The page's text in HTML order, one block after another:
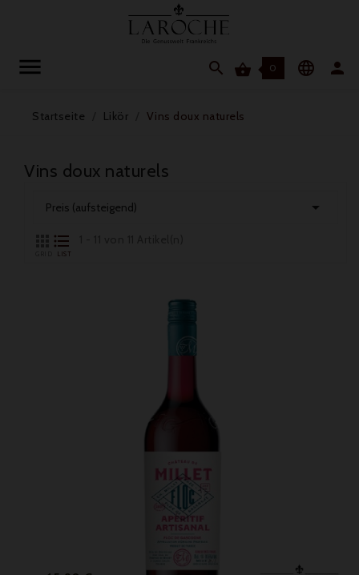
  0  
Startseite Likör Vins doux naturels
Vins doux naturels
Preis (aufsteigend)


LIST